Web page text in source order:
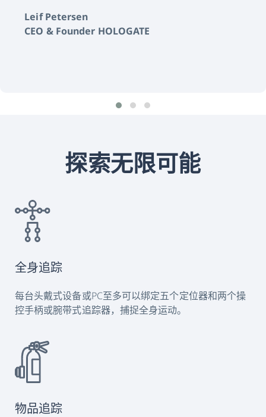
Leif Petersen
CEO & Founder HOLOGATE
探索无限可能
全身追踪
每台头戴式设备或PC至多可以绑定五个定位器和两个操
控手柄或腕带式追踪器，捕捉全身运动。
物品追踪